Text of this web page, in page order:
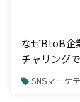
なぜBtoB企
チャリング
SNSマーケ